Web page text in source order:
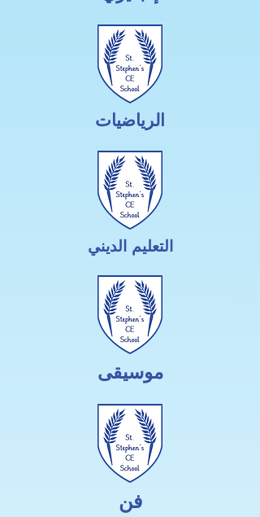
الرياضيات
التعليم الديني
موسيقى
فن